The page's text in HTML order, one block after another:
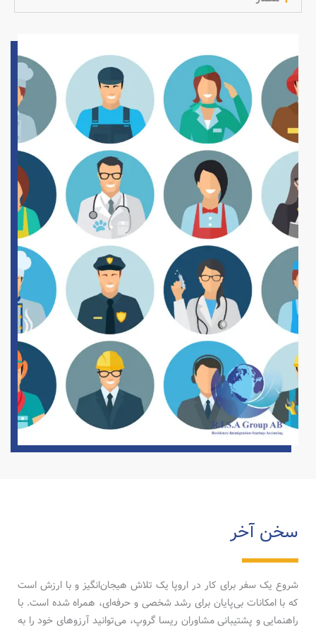
سخن آخر
شروع یک سفر برای کار در اروپا یک تلاش هیجان‌انگیز و با ارزش است
که با امکانات بی‌پایان برای رشد شخصی و حرفه‌ای، همراه شده است. با
راهنمایی و پشتیبانی مشاوران ریسا گروپ، می‌توانید آرزوهای خود را به